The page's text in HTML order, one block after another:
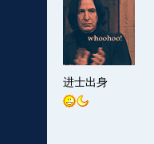
进士出身